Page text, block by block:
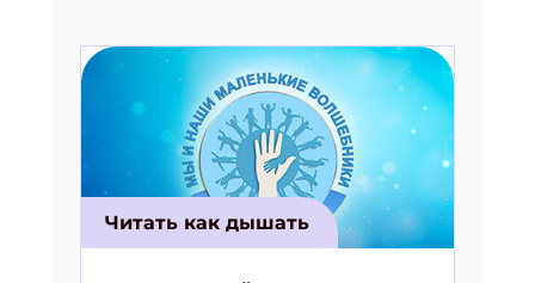
Читать как дышать
Подпишись на рассылку
Получи электронный "Классный журнал" в
подарок!